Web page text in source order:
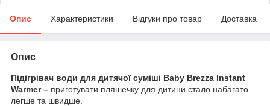
Опис Характеристики Відгуки про товар Доставка
Опис
Підігрівач води для дитячої суміші Baby Brezza Instant
Warmer – приготувати пляшечку для дитини стало набагато
легше та швидше.